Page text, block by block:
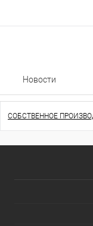
Новости
СОБСТВЕННОЕ